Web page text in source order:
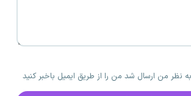
نظر من ارسال شد من را از طریق ایمیل باخبر کنید